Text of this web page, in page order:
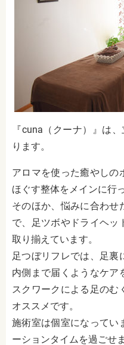
『cuna（クーナ）』は
ります。
アロマを使った癒やしの
ほぐす整体をメインに行
そのほか、悩みに合わせ
で、足ツボやドライヘッ
取り揃えています。
足つぼリフレでは、足裏
内側まで届くようなケア
スクワークによる足のむ
オススメです。
施術室は個室になってい
ーションタイムを過ごせ